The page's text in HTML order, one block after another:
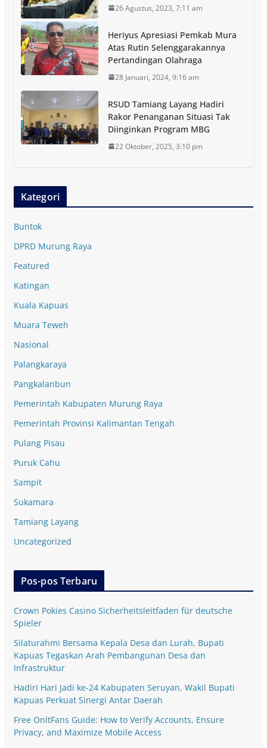
26 Agustus, 2023, 7:11 am
Heriyus Apresiasi Pemkab Mura
Atas Rutin Selenggarakannya
Pertandingan Olahraga
28 Januari, 2024, 9:16 am
RSUD Tamiang Layang Hadiri
Rakor Penanganan Situasi Tak
Diinginkan Program MBG
22 Oktober, 2025, 3:10 pm
Kategori
Buntok
DPRD Murung Raya
Featured
Katingan
Kuala Kapuas
Muara Teweh
Nasional
Palangkaraya
Pangkalanbun
Pemerintah Kabupaten Murung Raya
Pemerintah Provinsi Kalimantan Tengah
Pulang Pisau
Puruk Cahu
Sampit
Sukamara
Tamiang Layang
Uncategorized
Pos-pos Terbaru
Crown Pokies Casino Sicherheitsleitfaden für deutsche
Spieler
Silaturahmi Bersama Kepala Desa dan Lurah, Bupati
Kapuas Tegaskan Arah Pembangunan Desa dan
Infrastruktur
Hadiri Hari Jadi ke-24 Kabupaten Seruyan, Wakil Bupati
Kapuas Perkuat Sinergi Antar Daerah
Free OnltFans Guide: How to Verify Accounts, Ensure
Privacy, and Maximize Mobile Access